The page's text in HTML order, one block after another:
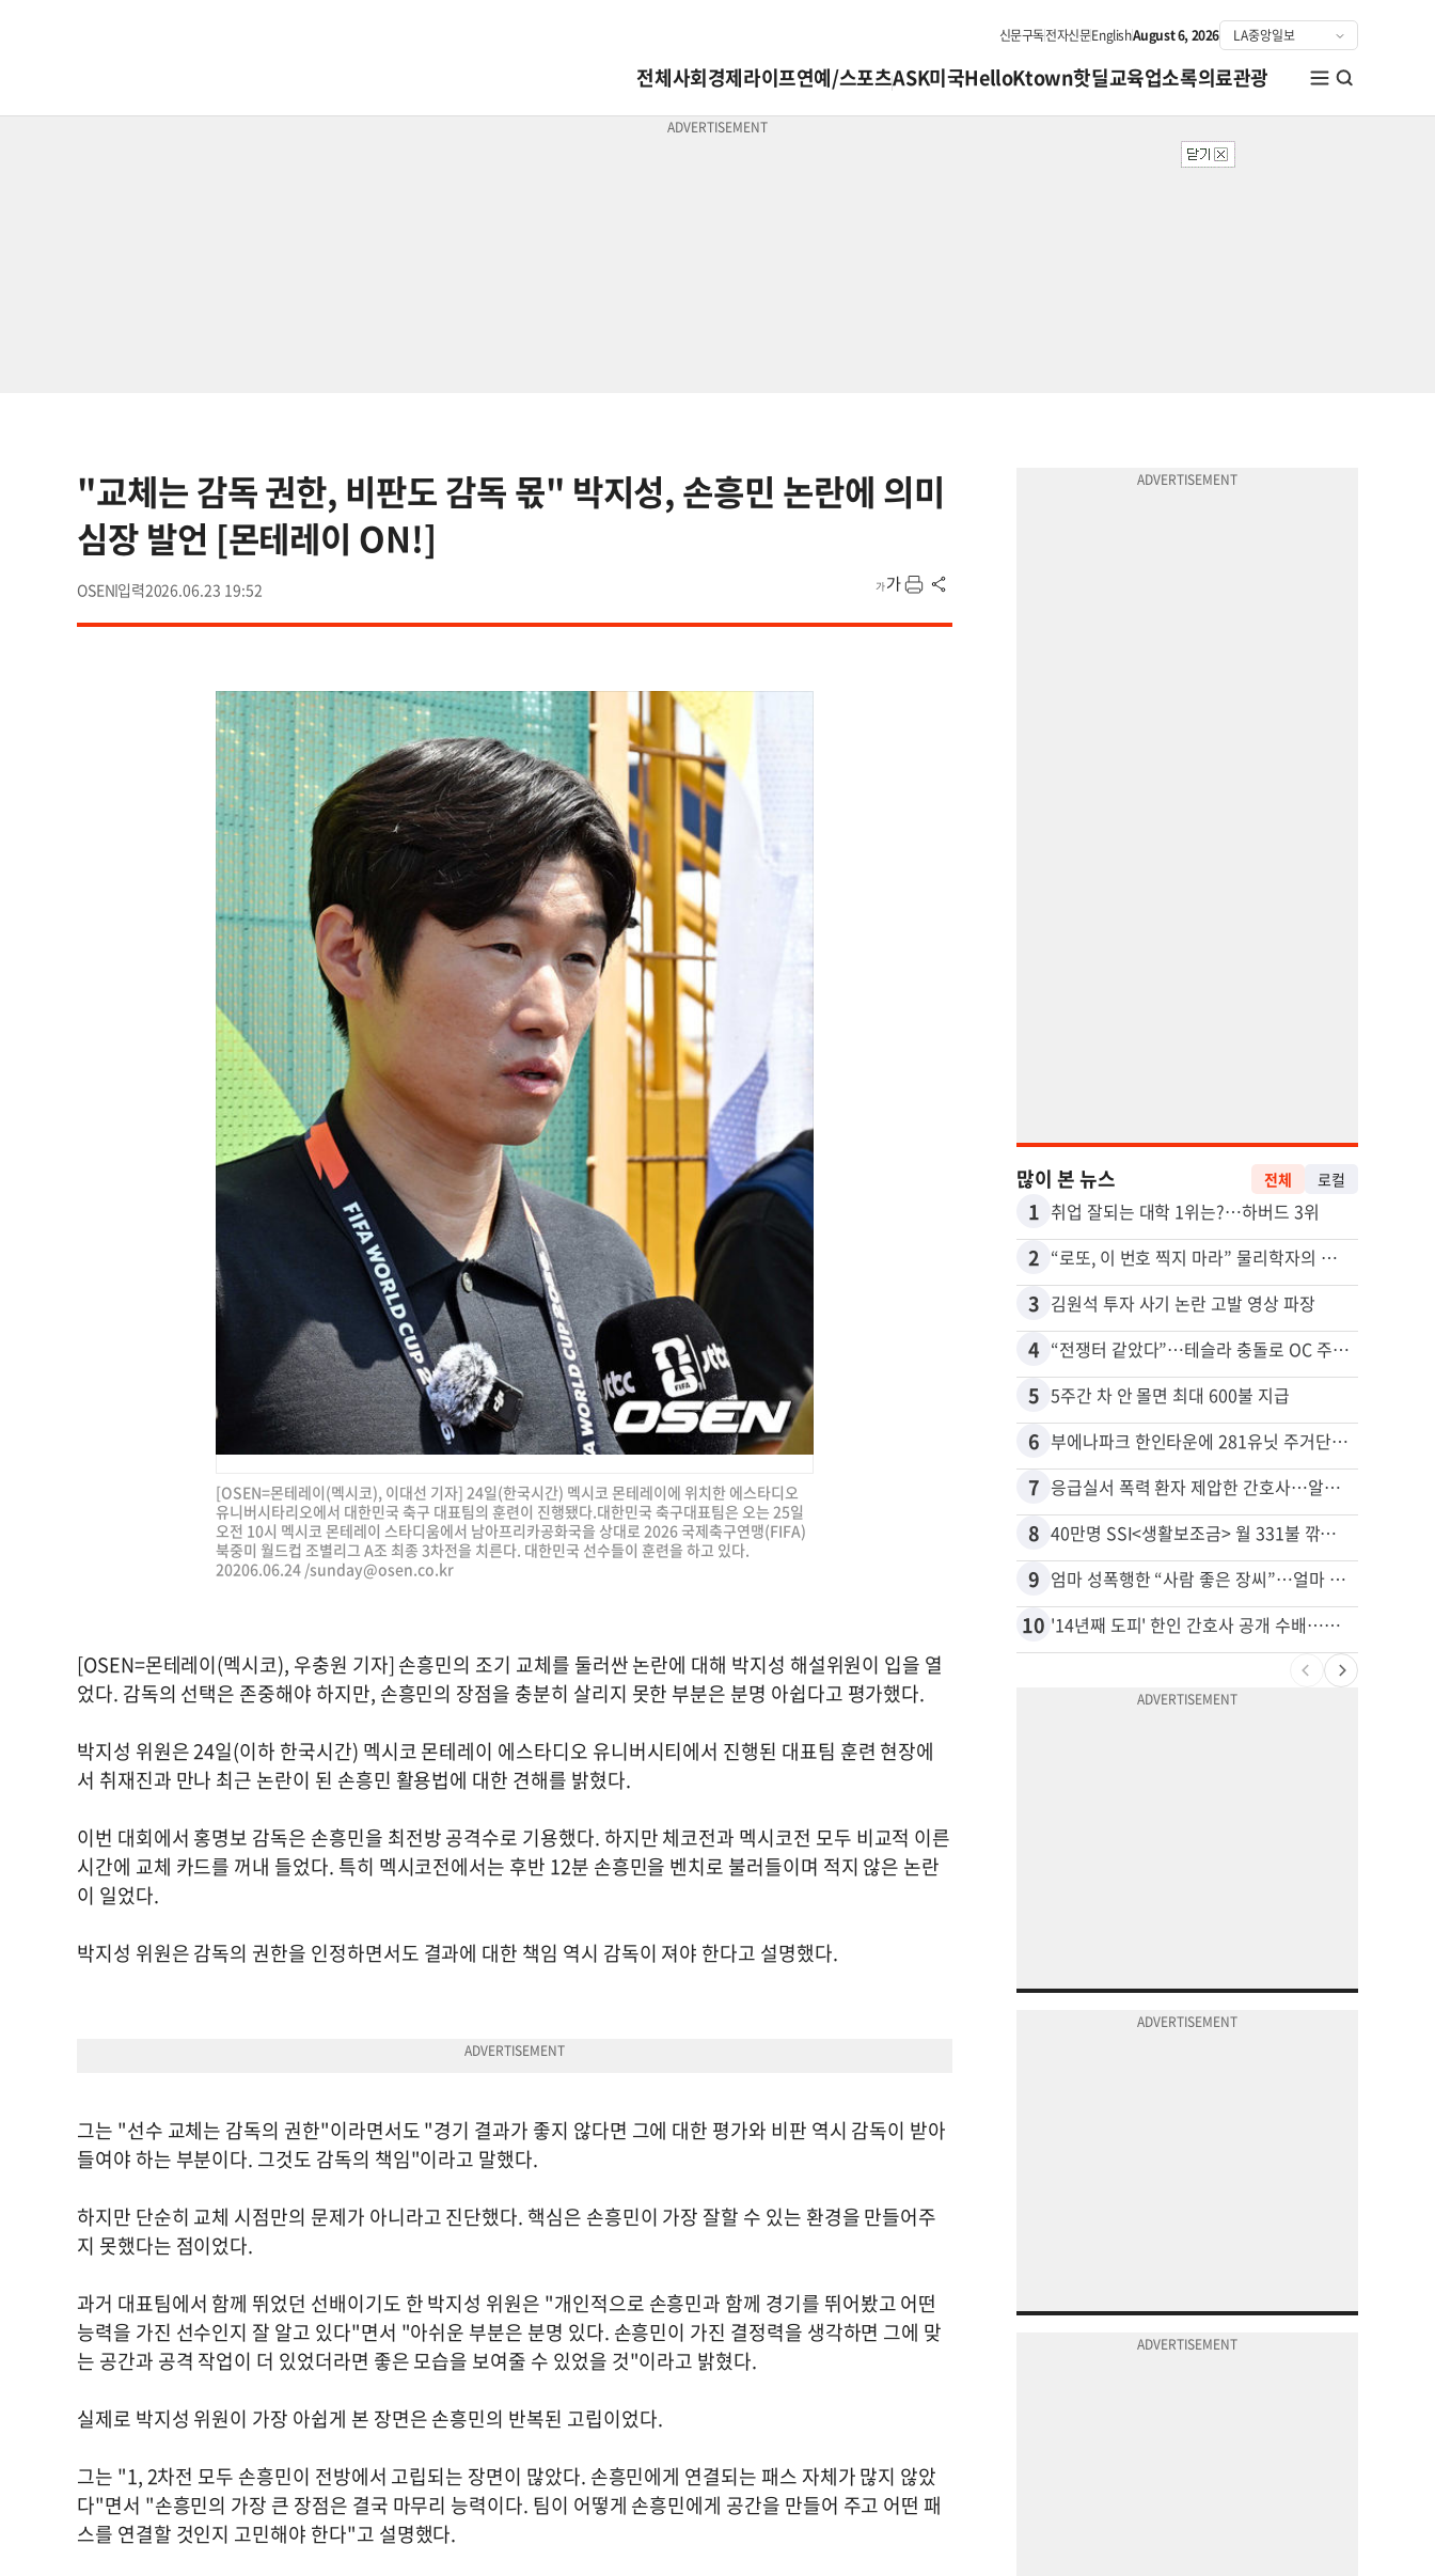
신문구독전자신문EnglishAugust 6, 2026
전체사회경제라이프연예/스포츠ASK미국HelloKtown핫딜교육업소록의료관광
"교체는 감독 권한, 비판도 감독 몫" 박지성, 손흥민 논란에 의미
심장 발언 [몬테레이 ON!]
OSEN 2026.06.23 19:52
[OSEN=몬테레이(멕시코), 이대선 기자] 24일(한국시간) 멕시코 몬테레이에 위치한 에스타디오
유니버시타리오에서 대한민국 축구 대표팀의 훈련이 진행됐다.대한민국 축구대표팀은 오는 25일
오전 10시 멕시코 몬테레이 스타디움에서 남아프리카공화국을 상대로 2026 국제축구연맹(FIFA)
북중미 월드컵 조별리그 A조 최종 3차전을 치른다. 대한민국 선수들이 훈련을 하고 있다.
20206.06.24 /sunday@osen.co.kr
[OSEN=몬테레이(멕시코), 우충원 기자] 손흥민의 조기 교체를 둘러싼 논란에 대해 박지성 해설위원이 입을 열
었다. 감독의 선택은 존중해야 하지만, 손흥민의 장점을 충분히 살리지 못한 부분은 분명 아쉽다고 평가했다.
박지성 위원은 24일(이하 한국시간) 멕시코 몬테레이 에스타디오 유니버시티에서 진행된 대표팀 훈련 현장에
서 취재진과 만나 최근 논란이 된 손흥민 활용법에 대한 견해를 밝혔다.
이번 대회에서 홍명보 감독은 손흥민을 최전방 공격수로 기용했다. 하지만 체코전과 멕시코전 모두 비교적 이른
시간에 교체 카드를 꺼내 들었다. 특히 멕시코전에서는 후반 12분 손흥민을 벤치로 불러들이며 적지 않은 논란
이 일었다.
박지성 위원은 감독의 권한을 인정하면서도 결과에 대한 책임 역시 감독이 져야 한다고 설명했다.
그는 "선수 교체는 감독의 권한"이라면서도 "경기 결과가 좋지 않다면 그에 대한 평가와 비판 역시 감독이 받아
들여야 하는 부분이다. 그것도 감독의 책임"이라고 말했다.
하지만 단순히 교체 시점만의 문제가 아니라고 진단했다. 핵심은 손흥민이 가장 잘할 수 있는 환경을 만들어주
지 못했다는 점이었다.
과거 대표팀에서 함께 뛰었던 선배이기도 한 박지성 위원은 "개인적으로 손흥민과 함께 경기를 뛰어봤고 어떤
능력을 가진 선수인지 잘 알고 있다"면서 "아쉬운 부분은 분명 있다. 손흥민이 가진 결정력을 생각하면 그에 맞
는 공간과 공격 작업이 더 있었더라면 좋은 모습을 보여줄 수 있었을 것"이라고 밝혔다.
실제로 박지성 위원이 가장 아쉽게 본 장면은 손흥민의 반복된 고립이었다.
그는 "1, 2차전 모두 손흥민이 전방에서 고립되는 장면이 많았다. 손흥민에게 연결되는 패스 자체가 많지 않았
다"면서 "손흥민의 가장 큰 장점은 결국 마무리 능력이다. 팀이 어떻게 손흥민에게 공간을 만들어 주고 어떤 패
스를 연결할 것인지 고민해야 한다"고 설명했다.
많이 본 뉴스 전체 로컬
1 취업 잘되는 대학 1위는?…하버드 3위
2 “로또, 이 번호 찍지 마라” 물리학자의 당첨금 높이는 비밀
3 김원석 투자 사기 논란 고발 영상 파장
4 “전쟁터 같았다”…테슬라 충돌로 OC 주택 4채 파손
5 5주간 차 안 몰면 최대 600불 지급
6 부에나파크 한인타운에 281유닛 주거단지 들어선다
7 응급실서 폭력 환자 제압한 간호사…알고 보니
8 40만명 SSI<생활보조금> 월 331불 깎이나
9 엄마 성폭행한 “사람 좋은 장씨”…얼마 뒤 딸 배도 불러왔다
10 '14년째 도피' 한인 간호사 공개 수배…메디케어 사기 유죄